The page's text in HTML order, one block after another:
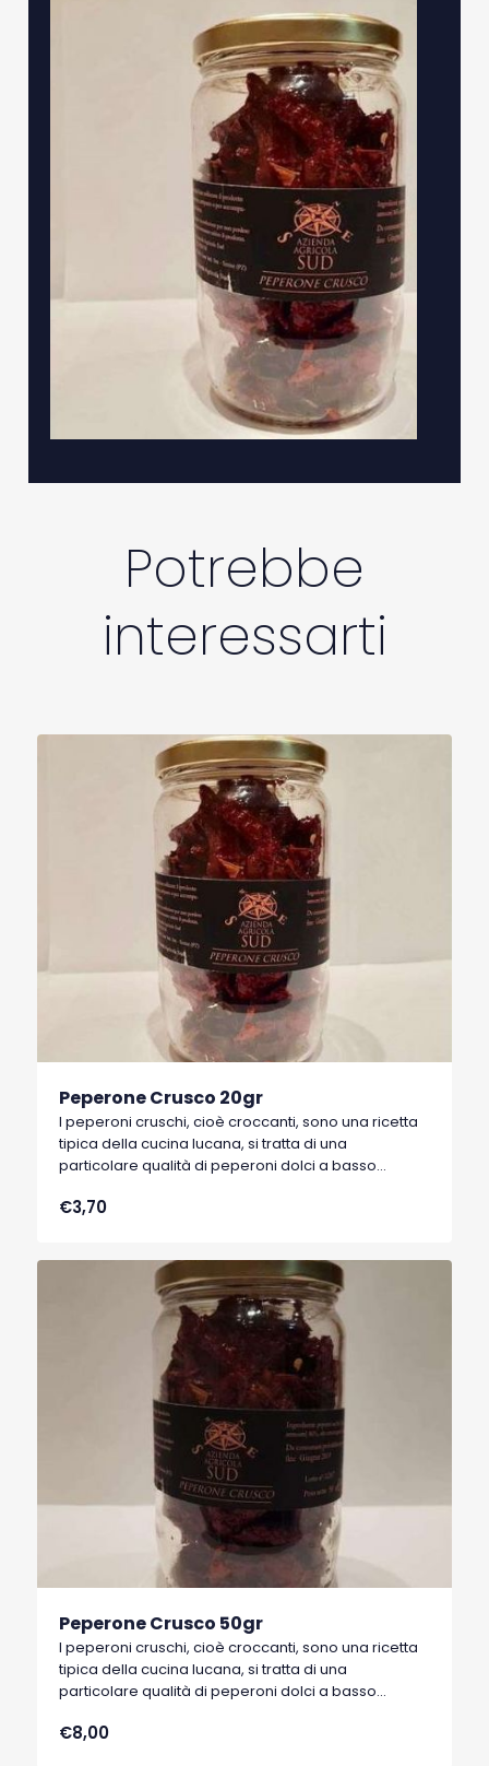
Potrebbe
interessarti
Peperone Crusco 20gr
I peperoni cruschi, cioè croccanti, sono una ricetta
tipica della cucina lucana, si tratta di una
particolare qualità di peperoni dolci a basso
Basilicata, che hanno ottenuto nel 1996 il marchio
€3,70
Peperone Crusco 50gr
I peperoni cruschi, cioè croccanti, sono una ricetta
tipica della cucina lucana, si tratta di una
particolare qualità di peperoni dolci a basso
Basilicata, che hanno ottenuto nel 1996 il marchio
€8,00